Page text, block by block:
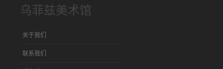
乌菲兹美术馆
关于我们
联系我们